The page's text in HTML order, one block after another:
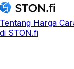
Tentang Harga
di STON.fi